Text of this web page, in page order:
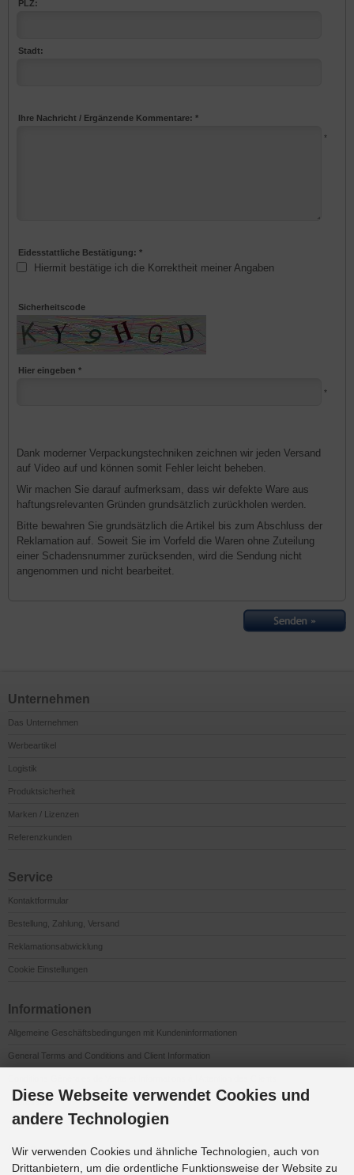
PLZ:
Stadt:
Ihre Nachricht / Ergänzende Kommentare: *
*
Eidesstattliche Bestätigung: *
Hiermit bestätige ich die Korrektheit meiner Angaben
Sicherheitscode
Hier eingeben *
*
Dank moderner Verpackungstechniken zeichnen wir jeden Versand
auf Video auf und können somit Fehler leicht beheben.
Wir machen Sie darauf aufmerksam, dass wir defekte Ware aus
haftungsrelevanten Gründen grundsätzlich zurückholen werden.
Bitte bewahren Sie grundsätzlich die Artikel bis zum Abschluss der
Reklamation auf. Soweit Sie im Vorfeld die Waren ohne Zuteilung
einer Schadensnummer zurücksenden, wird die Sendung nicht
angenommen und nicht bearbeitet.
Unternehmen
Das Unternehmen
Werbeartikel
Logistik
Produktsicherheit
Marken / Lizenzen
Referenzkunden
Service
Kontaktformular
Bestellung, Zahlung, Versand
Reklamationsabwicklung
Cookie Einstellungen
Informationen
Allgemeine Geschäftsbedingungen mit Kundeninformationen
General Terms and Conditions and Client Information
Impressum
Datenschutzerklärung
Anfahrt
Diese Webseite verwendet Cookies und
andere Technologien
Wir verwenden Cookies und ähnliche Technologien, auch von
Drittanbietern, um die ordentliche Funktionsweise der Website zu